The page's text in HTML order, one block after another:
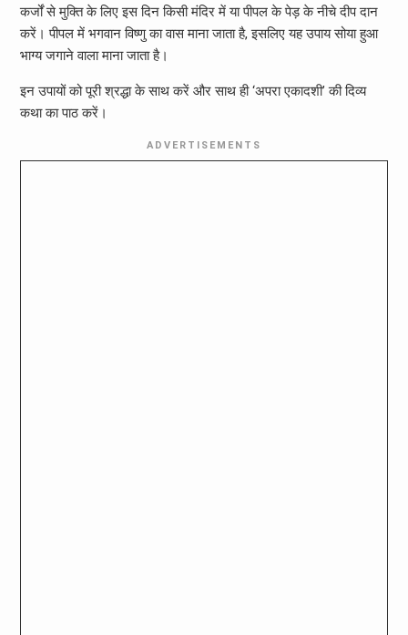
कर्जों से मुक्ति के लिए इस दिन किसी मंदिर में या पीपल के पेड़ के नीचे दीप दान
करें। पीपल में भगवान विष्णु का वास माना जाता है, इसलिए यह उपाय सोया हुआ
भाग्य जगाने वाला माना जाता है।
इन उपायों को पूरी श्रद्धा के साथ करें और साथ ही ‘अपरा एकादशी’ की दिव्य
कथा का पाठ करें।
ADVERTISEMENTS